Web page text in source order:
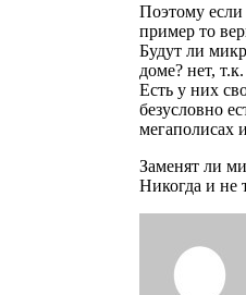
Поэтому
пример то
Будут ли
доме? нет,
Есть у них
безусловно
мегаполисах
Заменят ли
Никогда и не